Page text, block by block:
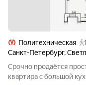
Политехническая
Санкт-Петербург,
Срочно продаётся
квартира с большой